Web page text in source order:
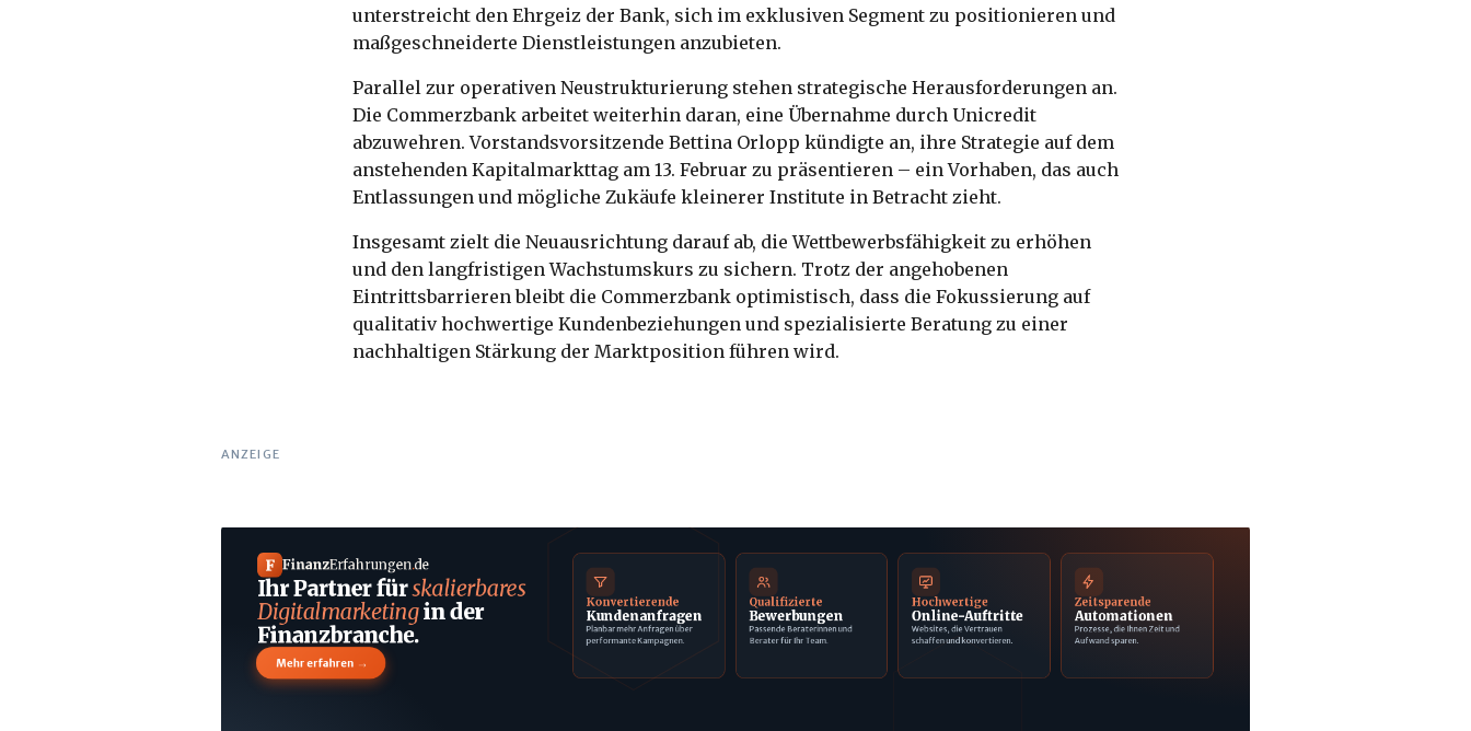
unterstreicht den Ehrgeiz der Bank, sich im exklusiven Segment zu positionieren und
maßgeschneiderte Dienstleistungen anzubieten.
Parallel zur operativen Neustrukturierung stehen strategische Herausforderungen an.
Die Commerzbank arbeitet weiterhin daran, eine Übernahme durch Unicredit
abzuwehren. Vorstandsvorsitzende Bettina Orlopp kündigte an, ihre Strategie auf dem
anstehenden Kapitalmarkttag am 13. Februar zu präsentieren – ein Vorhaben, das auch
Entlassungen und mögliche Zukäufe kleinerer Institute in Betracht zieht.
Insgesamt zielt die Neuausrichtung darauf ab, die Wettbewerbsfähigkeit zu erhöhen
und den langfristigen Wachstumskurs zu sichern. Trotz der angehobenen
Eintrittsbarrieren bleibt die Commerzbank optimistisch, dass die Fokussierung auf
qualitativ hochwertige Kundenbeziehungen und spezialisierte Beratung zu einer
nachhaltigen Stärkung der Marktposition führen wird.
ANZEIGE
F FinanzErfahrungen.de
Ihr Partner fürskalierbares
Digitalmarketingin der
Finanzbranche.
Mehr erfahren →
Konvertierende
Kundenanfragen
Planbar mehr Anfragen über
performante Kampagnen.
Qualifizierte
Bewerbungen
Passende Beraterinnen und
Berater für Ihr Team.
Hochwertige
Online-Auftritte
Websites, die Vertrauen
schaffen und konvertieren.
Zeitsparende
Automationen
Prozesse, die Ihnen Zeit und
Aufwand sparen.